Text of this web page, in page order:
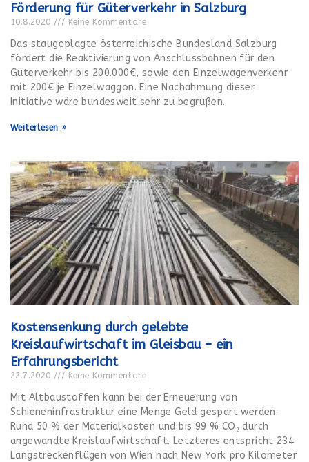
Förderung für Güterverkehr in Salzburg
10.8.2020 Keine Kommentare
Das staugeplagte österreichische Bundesland Salzburg
fördert die Reaktivierung von Anschlussbahnen für den
Güterverkehr bis 200.000€, sowie den Einzelwagenverkehr
mit 200€ je Einzelwaggon. Eine Nachahmung dieser
Initiative wäre bundesweit sehr zu begrüßen.
Weiterlesen »
Kostensenkung durch gelebte
Kreislaufwirtschaft im Gleisbau – ein
Erfahrungsbericht
22.7.2020 Keine Kommentare
Mit Altbaustoffen kann bei der Erneuerung von
Schieneninfrastruktur eine Menge Geld gespart werden.
Rund 50 % der Materialkosten und bis 99 % CO₂ durch
angewandte Kreislaufwirtschaft. Letzteres entspricht 234
Langstreckenflügen von Wien nach New York pro Kilometer